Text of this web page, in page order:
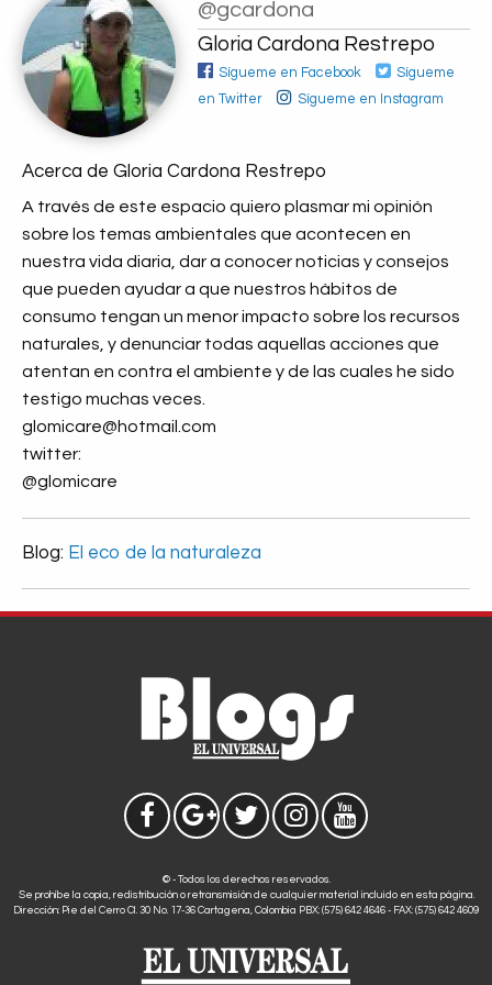
@gcardona
Gloria Cardona Restrepo
Sígueme en Facebook
Sígueme
en Twitter
Sígueme en Instagram
Acerca de Gloria Cardona Restrepo
A través de este espacio quiero plasmar mi opinión
sobre los temas ambientales que acontecen en
nuestra vida diaria, dar a conocer noticias y consejos
que pueden ayudar a que nuestros hàbitos de
consumo tengan un menor impacto sobre los recursos
naturales, y denunciar todas aquellas acciones que
atentan en contra el ambiente y de las cuales he sido
testigo muchas veces.
glomicare@hotmail.com
twitter:
@glomicare
Blog: El eco de la naturaleza
© - Todos los derechos reservados.
Se prohíbe la copia, redistribución o retransmisión de cualquier material incluido en esta página.
Dirección: Pie del Cerro Cl. 30 No. 17-36 Cartagena, Colombia PBX: (575) 642 4646 - FAX: (575) 642 4609